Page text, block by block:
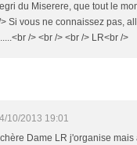
du Miserere, que tout le
Si vous ne connaissez pas,
/> <br /> <br /> LR<br />
10/2013 19:01
Dame LR j'organise mais